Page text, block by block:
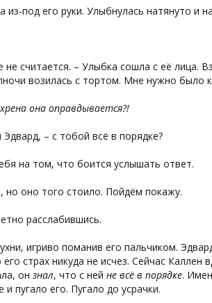
из-под его руки. Улыбнулась натянуто и
считается. – Улыбка сошла с её лица.
возилась с тортом. Мне нужно было
она оправдывается?!
– с тобой всё в порядке?
на том, что боится услышать ответ.
но оно того стоило. Пойдём покажу.
расслабившись.
игриво поманив его пальчиком.
страх никуда не исчез. Сейчас Каллен
он знал, что с ней не всё в порядке.
пугало его. Пугало до усрачки.